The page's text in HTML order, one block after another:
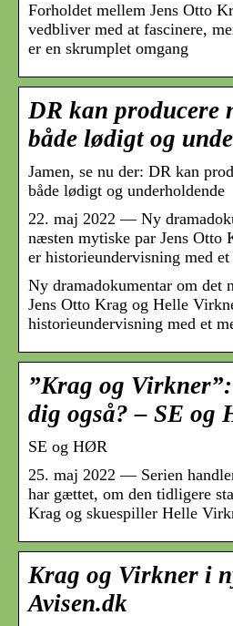
Forholdet mellem Jens Otto
vedbliver med at fascinere,
er en skrumplet omgang
DR kan producere
både lødigt og
Jamen, se nu der: DR kan
både lødigt og underholdende
22. maj 2022 — Ny
næsten mytiske par Jens Otto
er historieundervisning med
Ny dramadokumentar om det
Jens Otto Krag og Helle
historieundervisning med et
”Krag og
dig også? – SE og
SE og HØR
25. maj 2022 — Serien
har gættet, om den tidligere
Krag og skuespiller Helle
Krag og Virkner i
Avisen.dk